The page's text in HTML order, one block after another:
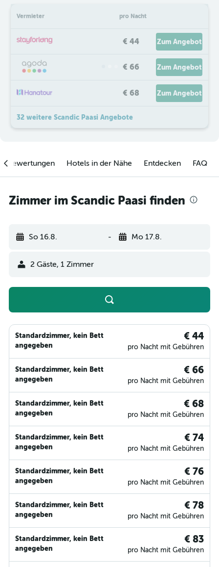
Vermieter pro Nacht
€ 44 Zum Angebot
€ 66 Zum Angebot
€ 68 Zum Angebot
32 weitere Scandic Paasi Angebote
Hotels in der Nähe Entdecken FAQ
Zimmer im Scandic Paasi finden
So 16.8. - Mo 17.8.
2 Gäste, 1 Zimmer
Standardzimmer, kein Bett
angegeben
€ 44
pro Nacht mit Gebühren
Standardzimmer, kein Bett
angegeben
€ 66
pro Nacht mit Gebühren
Standardzimmer, kein Bett
angegeben
€ 68
pro Nacht mit Gebühren
Standardzimmer, kein Bett
angegeben
€ 74
pro Nacht mit Gebühren
Standardzimmer, kein Bett
angegeben
€ 76
pro Nacht mit Gebühren
Standardzimmer, kein Bett
angegeben
€ 78
pro Nacht mit Gebühren
Standardzimmer, kein Bett
angegeben
€ 83
pro Nacht mit Gebühren